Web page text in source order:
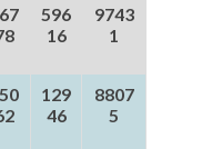
596
16
9743
1
129
46
8807
5